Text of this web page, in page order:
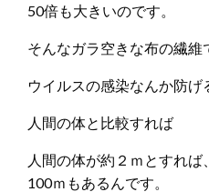
50倍も大きいのです。
そんなガラ空きな布の繊維
ウイルスの感染なんか防げ
人間の体と比較すれば
人間の体が約２ｍとすれ
100ｍもあるんです。